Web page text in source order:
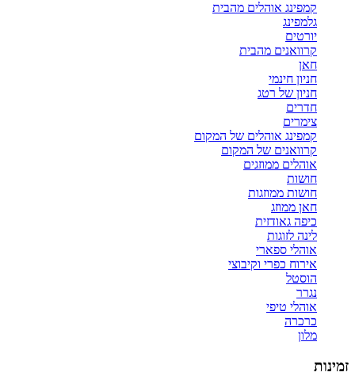
קמפינג אוהלים מהבית
גלמפינג
יורטים
קרוואנים מהבית
חאן
חניון חינמי
חניון של רטג
חדרים
צימרים
קמפינג אוהלים של המקום
קרוואנים של המקום
אוהלים ממוזגים
חושות
חושות ממוזגות
חאן ממוזג
כיפה גאודזית
לינה לזוגות
אוהלי ספארי
אירוח כפרי וקיבוצי
הוסטל
נגרר
אוהלי טיפי
כרכרה
מלון
זמינות